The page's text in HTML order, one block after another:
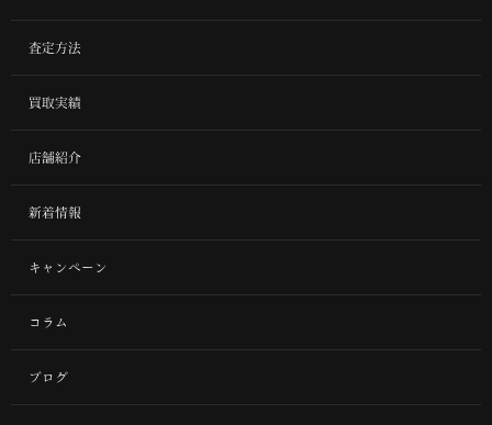
査定方法
買取実績
店舗紹介
新着情報
キャンペーン
コラム
ブログ